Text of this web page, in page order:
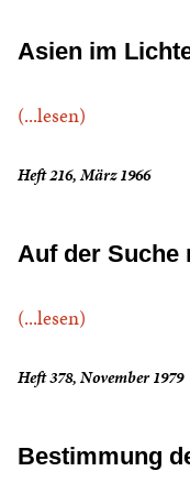
Asien im
(...lesen)
Heft 216, März 1966
Auf der Suche
(...lesen)
Heft 378, November 1979
Bestimmung